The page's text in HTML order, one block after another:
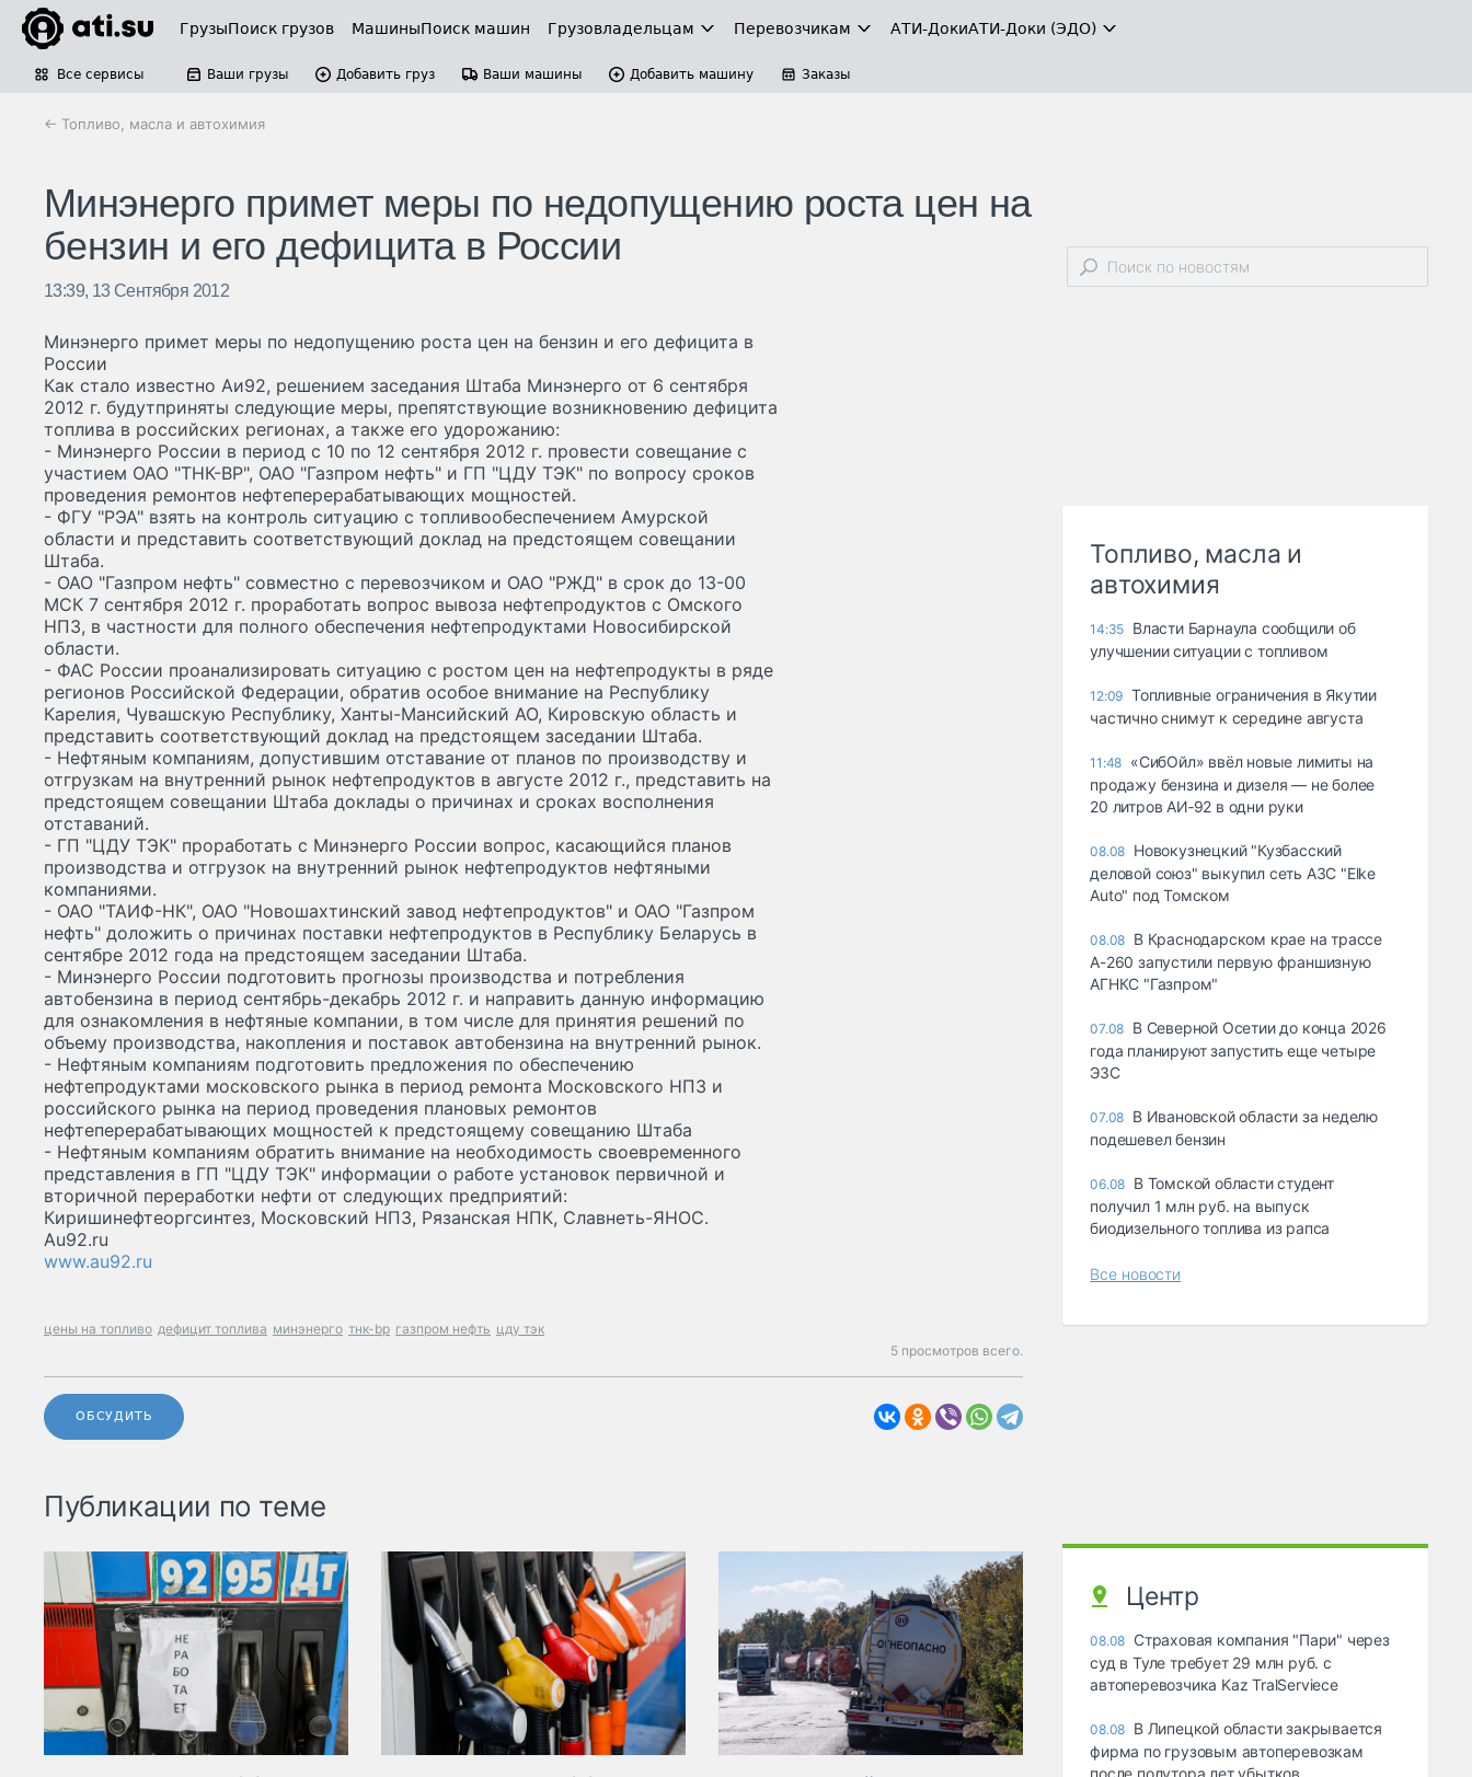
ГрузыПоиск грузов МашиныПоиск машин Грузовладельцам Перевозчикам АТИ-ДокиАТИ-Доки (ЭДО)
Все сервисы Ваши грузы Добавить груз Ваши машины Добавить машину Заказы
← Топливо, масла и автохимия
Минэнерго примет меры по недопущению роста цен на
бензин и его дефицита в России
13:39, 13 Сентября 2012
Минэнерго примет меры по недопущению роста цен на бензин и его дефицита в
России
Как стало известно Аи92, решением заседания Штаба Минэнерго от 6 сентября
2012 г. будутприняты следующие меры, препятствующие возникновению дефицита
топлива в российских регионах, а также его удорожанию:
- Минэнерго России в период с 10 по 12 сентября 2012 г. провести совещание с
участием ОАО "ТНК-ВР", ОАО "Газпром нефть" и ГП "ЦДУ ТЭК" по вопросу сроков
проведения ремонтов нефтеперерабатывающих мощностей.
- ФГУ "РЭА" взять на контроль ситуацию с топливообеспечением Амурской
области и представить соответствующий доклад на предстоящем совещании
Штаба.
- ОАО "Газпром нефть" совместно с перевозчиком и ОАО "РЖД" в срок до 13-00
МСК 7 сентября 2012 г. проработать вопрос вывоза нефтепродуктов с Омского
НПЗ, в частности для полного обеспечения нефтепродуктами Новосибирской
области.
- ФАС России проанализировать ситуацию с ростом цен на нефтепродукты в ряде
регионов Российской Федерации, обратив особое внимание на Республику
Карелия, Чувашскую Республику, Ханты-Мансийский АО, Кировскую область и
представить соответствующий доклад на предстоящем заседании Штаба.
- Нефтяным компаниям, допустившим отставание от планов по производству и
отгрузкам на внутренний рынок нефтепродуктов в августе 2012 г., представить на
предстоящем совещании Штаба доклады о причинах и сроках восполнения
отставаний.
- ГП "ЦДУ ТЭК" проработать с Минэнерго России вопрос, касающийся планов
производства и отгрузок на внутренний рынок нефтепродуктов нефтяными
компаниями.
- ОАО "ТАИФ-НК", ОАО "Новошахтинский завод нефтепродуктов" и ОАО "Газпром
нефть" доложить о причинах поставки нефтепродуктов в Республику Беларусь в
сентябре 2012 года на предстоящем заседании Штаба.
- Минэнерго России подготовить прогнозы производства и потребления
автобензина в период сентябрь-декабрь 2012 г. и направить данную информацию
для ознакомления в нефтяные компании, в том числе для принятия решений по
объему производства, накопления и поставок автобензина на внутренний рынок.
- Нефтяным компаниям подготовить предложения по обеспечению
нефтепродуктами московского рынка в период ремонта Московского НПЗ и
российского рынка на период проведения плановых ремонтов
нефтеперерабатывающих мощностей к предстоящему совещанию Штаба
- Нефтяным компаниям обратить внимание на необходимость своевременного
представления в ГП "ЦДУ ТЭК" информации о работе установок первичной и
вторичной переработки нефти от следующих предприятий:
Киришинефтеоргсинтез, Московский НПЗ, Рязанская НПК, Славнеть-ЯНОС.
Au92.ru
www.au92.ru
цены на топливо дефицит топлива минэнерго тнк-bp газпром нефть цду тэк
5 просмотров всего.
ОБСУДИТЬ
Публикации по теме
Топливо, масла и
автохимия
14:35 Власти Барнаула сообщили об
улучшении ситуации с топливом
12:09 Топливные ограничения в Якутии
частично снимут к середине августа
11:48 «СибОйл» ввёл новые лимиты на
продажу бензина и дизеля — не более
20 литров АИ‑92 в одни руки
08.08 Новокузнецкий "Кузбасский
деловой союз" выкупил сеть АЗС "Elke
Auto" под Томском
08.08 В Краснодарском крае на трассе
А-260 запустили первую франшизную
АГНКС "Газпром"
07.08 В Северной Осетии до конца 2026
года планируют запустить еще четыре
ЭЗС
07.08 В Ивановской области за неделю
подешевел бензин
06.08 В Томской области студент
получил 1 млн руб. на выпуск
биодизельного топлива из рапса
Все новости
Центр
08.08 Страховая компания "Пари" через
суд в Туле требует 29 млн руб. с
автоперевозчика Kaz TralServiece
08.08 В Липецкой области закрывается
фирма по грузовым автоперевозкам